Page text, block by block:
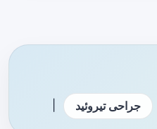
جراحی تیروئید